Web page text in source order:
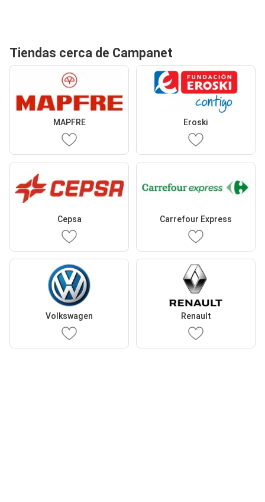
Tiendas cerca de Campanet
MAPFRE Eroski
Cepsa Carrefour Express
Volkswagen Renault